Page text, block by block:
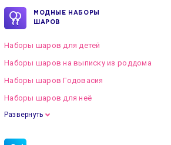
МОДНЫЕ НАБОРЫ
ШАРОВ
Наборы шаров для детей
Наборы шаров на выписку из роддома
Наборы шаров Годовасия
Наборы шаров для неё
Развернуть